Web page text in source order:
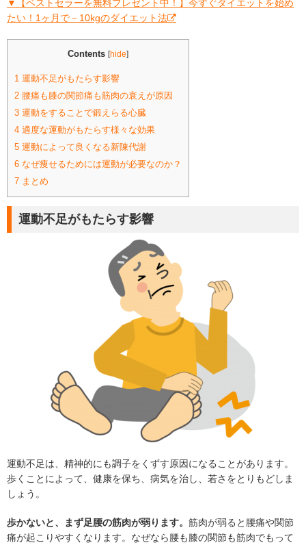
▼【ベストセラーを無料プレゼント中！】今すぐダイエットを始め
たい！1ヶ月で－10kgのダイエット法
Contents [hide]
1 運動不足がもたらす影響
2 腰痛も膝の関節痛も筋肉の衰えが原因
3 運動をすることで鍛えらる心臓
4 適度な運動がもたらす様々な効果
5 運動によって良くなる新陳代謝
6 なぜ痩せるためには運動が必要なのか？
7 まとめ
運動不足がもたらす影響
運動不足は、精神的にも調子をくずす原因になることがあります。
歩くことによって、健康を保ち、病気を治し、若さをとりもどしま
しょう。
歩かないと、まず足腰の筋肉が弱ります。 筋肉が弱ると腰痛や関節
痛が起こりやすくなります。なぜなら腰も膝の関節も筋肉でもって